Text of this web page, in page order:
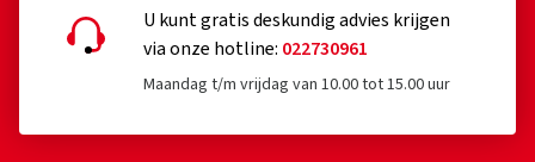
U kunt gratis deskundig advies krijgen
via onze hotline: 022730961
Maandag t/m vrijdag van 10.00 tot 15.00 uur